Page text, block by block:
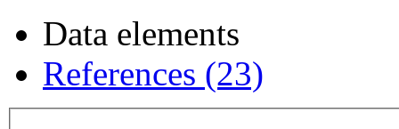
Data elements
References (23)